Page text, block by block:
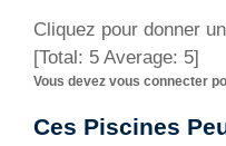
Cliquez pour donner
[Total: 5 Average: 5]
Vous devez vous connecter
Ces Piscines